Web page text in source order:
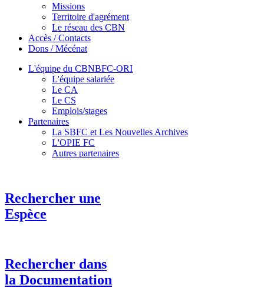
Missions
Territoire d'agrément
Le réseau des CBN
Accès / Contacts
Dons / Mécénat
L'équipe du CBNBFC-ORI
L'équipe salariée
Le CA
Le CS
Emplois/stages
Partenaires
La SBFC et Les Nouvelles Archives
L'OPIE FC
Autres partenaires
Rechercher une
Espèce
Rechercher dans
la Documentation